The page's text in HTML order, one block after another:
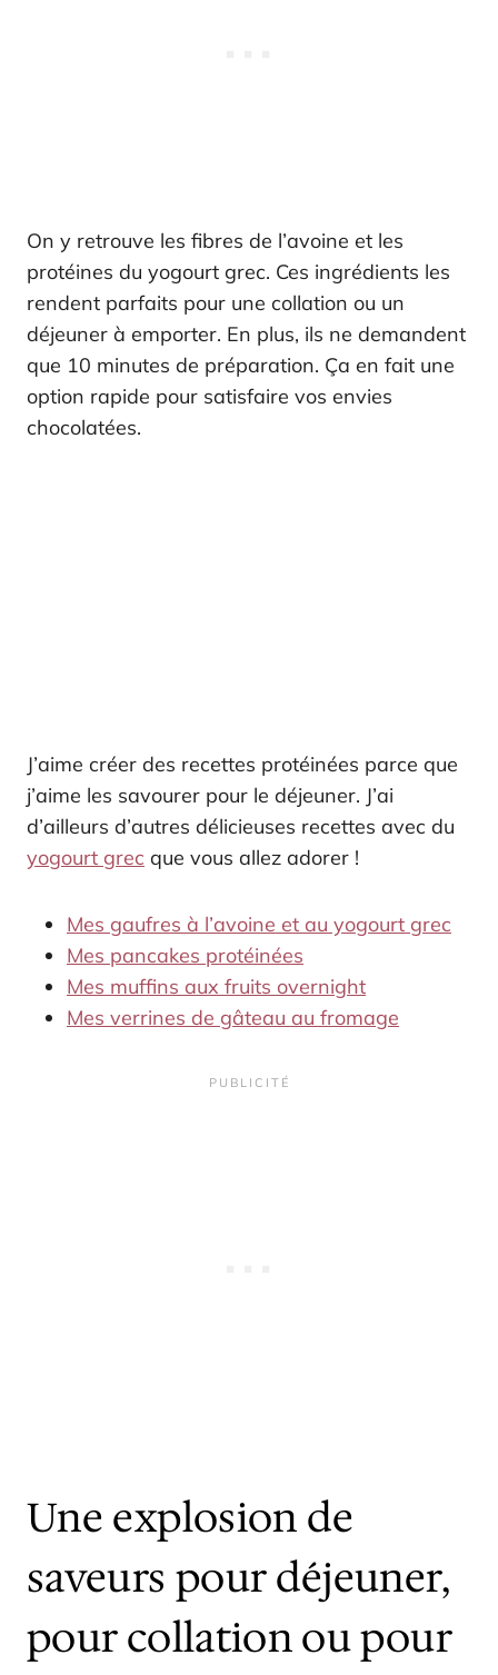
On y retrouve les fibres de l’avoine et les
protéines du yogourt grec. Ces ingrédients les
rendent parfaits pour une collation ou un
déjeuner à emporter. En plus, ils ne demandent
que 10 minutes de préparation. Ça en fait une
option rapide pour satisfaire vos envies
chocolatées.
J’aime créer des recettes protéinées parce que
j’aime les savourer pour le déjeuner. J’ai
d’ailleurs d’autres délicieuses recettes avec du
yogourt grec que vous allez adorer !
Mes gaufres à l’avoine et au yogourt grec
Mes pancakes protéinées
Mes muffins aux fruits overnight
Mes verrines de gâteau au fromage
Une explosion de
saveurs pour déjeuner,
pour collation ou pour